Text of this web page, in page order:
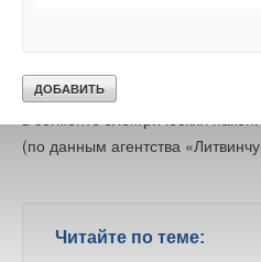
Thermex — бренд № 1 в России
в сегменте электрических
(по данным агентства
Читайте по теме: